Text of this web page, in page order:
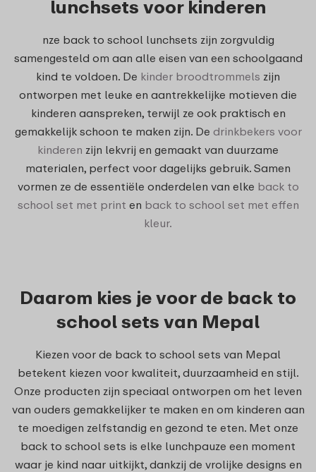
lunchsets voor kinderen
nze back to school lunchsets zijn zorgvuldig
samengesteld om aan alle eisen van een schoolgaand
kind te voldoen. De kinder broodtrommels zijn
ontworpen met leuke en aantrekkelijke motieven die
kinderen aanspreken, terwijl ze ook praktisch en
gemakkelijk schoon te maken zijn. De drinkbekers voor
kinderen zijn lekvrij en gemaakt van duurzame
materialen, perfect voor dagelijks gebruik. Samen
vormen ze de essentiële onderdelen van elke back to
school set met print en back to school set met effen
kleur.
Daarom kies je voor de back to
school sets van Mepal
Kiezen voor de back to school sets van Mepal
betekent kiezen voor kwaliteit, duurzaamheid en stijl.
Onze producten zijn speciaal ontworpen om het leven
van ouders gemakkelijker te maken en om kinderen aan
te moedigen zelfstandig en gezond te eten. Met onze
back to school sets is elke lunchpauze een moment
waar je kind naar uitkijkt, dankzij de vrolijke designs en